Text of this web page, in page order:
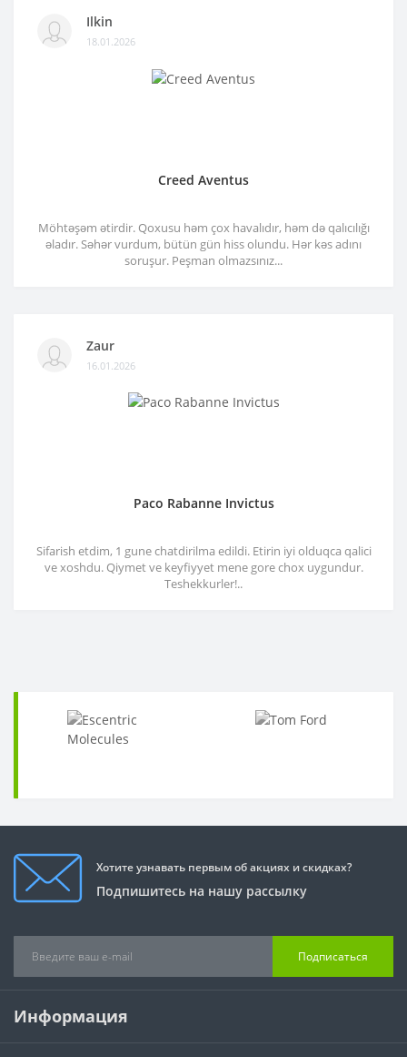
Ilkin
18.01.2026
Creed Aventus
Möhtəşəm ətirdir. Qoxusu həm çox havalıdır, həm də qalıcılığı
əladır. Səhər vurdum, bütün gün hiss olundu. Hər kəs adını
soruşur. Peşman olmazsınız...
Zaur
16.01.2026
Paco Rabanne Invictus
Sifarish etdim, 1 gune chatdirilma edildi. Etirin iyi olduqca qalici
ve xoshdu. Qiymet ve keyfiyyet mene gore chox uygundur.
Teshekkurler!..
Хотите узнавать первым об акциях и скидках?
Подпишитесь на нашу рассылку
Подписаться
Информация